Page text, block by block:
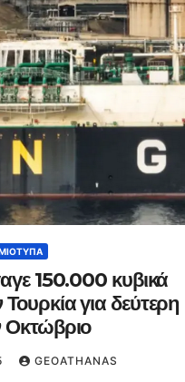
150.000 κυβικά
για δεύτερη
GEOATHANAS